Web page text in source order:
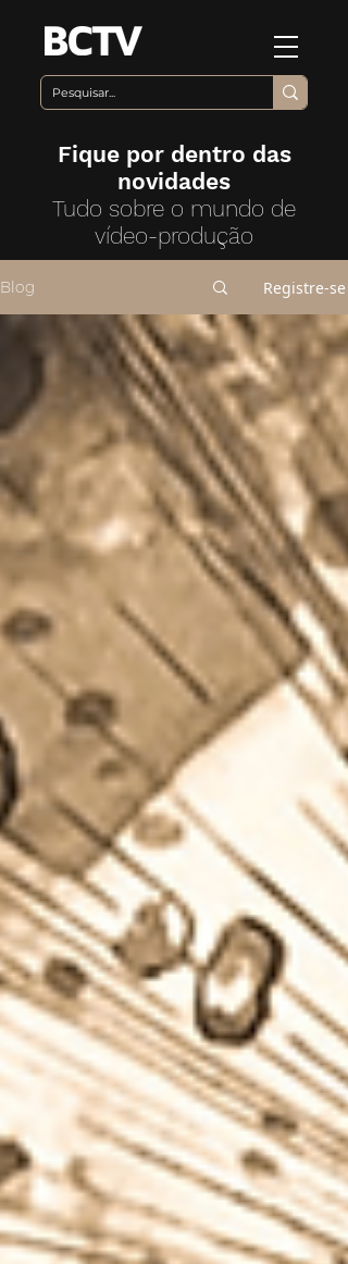
Fique por dentro das
novidades
Tudo sobre o mundo de
vídeo-produção
Blog Registre-se